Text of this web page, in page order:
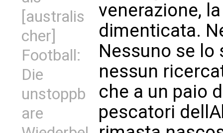
[australis
cher]
Football:
Die
unstoppb
are
venerazione,
dimenticata.
Nessuno se lo
nessun
che a un paio
pescatori